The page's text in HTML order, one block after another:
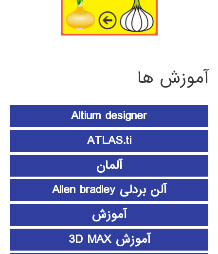
آموزش ها
Altium designer
ATLAS.ti
آلمان
آلن بردلی Allen bradley
آموزش
آموزش 3D MAX